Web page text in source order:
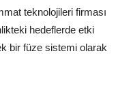
teknolojileri firması
hedeflerde etki
bir füze sistemi olarak